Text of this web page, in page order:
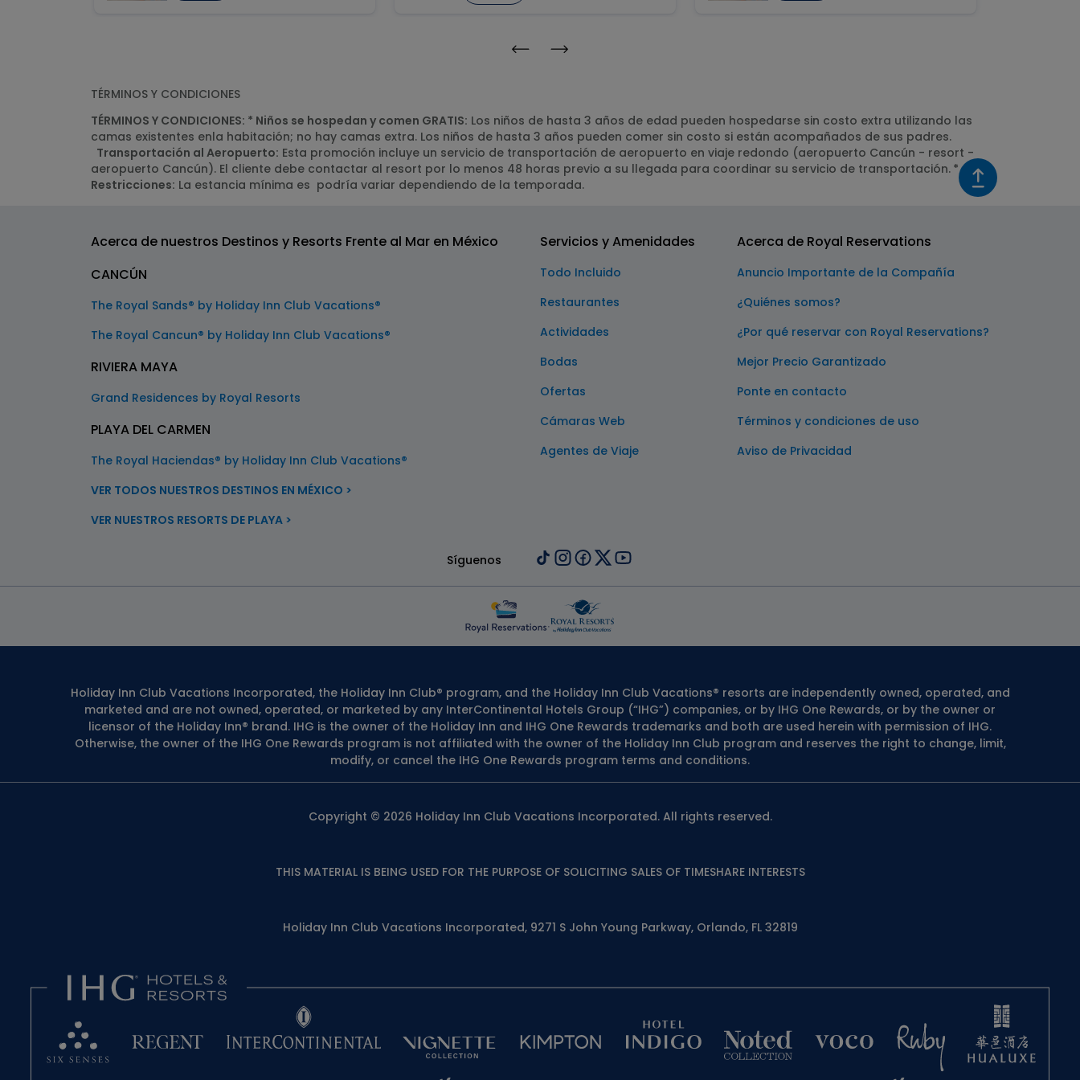
TÉRMINOS Y CONDICIONES
TÉRMINOS Y CONDICIONES: * Niños se hospedan y comen GRATIS: Los niños de hasta 3 años de edad pueden hospedarse sin costo extra utilizando las
camas existentes enla habitación; no hay camas extra. Los niños de hasta 3 años pueden comer sin costo si están acompañados de sus padres.
Transportación al Aeropuerto: Esta promoción incluye un servicio de transportación de aeropuerto en viaje redondo (aeropuerto Cancún - resort -
aeropuerto Cancún). El cliente debe contactar al resort por lo menos 48 horas previo a su llegada para coordinar su servicio de transportación. *
Restricciones: La estancia mínima es podría variar dependiendo de la temporada.
Acerca de nuestros Destinos y Resorts Frente al Mar en México
CANCÚN
The Royal Sands® by Holiday Inn Club Vacations®
The Royal Cancun® by Holiday Inn Club Vacations®
RIVIERA MAYA
Grand Residences by Royal Resorts
PLAYA DEL CARMEN
The Royal Haciendas® by Holiday Inn Club Vacations®
VER TODOS NUESTROS DESTINOS EN MÉXICO >
VER NUESTROS RESORTS DE PLAYA >
Servicios y Amenidades
Todo Incluido
Restaurantes
Actividades
Bodas
Ofertas
Cámaras Web
Agentes de Viaje
Acerca de Royal Reservations
Anuncio Importante de la Compañía
¿Quiénes somos?
¿Por qué reservar con Royal Reservations?
Mejor Precio Garantizado
Ponte en contacto
Términos y condiciones de uso
Aviso de Privacidad
Síguenos
Holiday Inn Club Vacations Incorporated, the Holiday Inn Club® program, and the Holiday Inn Club Vacations® resorts are independently owned, operated, and
marketed and are not owned, operated, or marketed by any InterContinental Hotels Group (“IHG”) companies, or by IHG One Rewards, or by the owner or
licensor of the Holiday Inn® brand. IHG is the owner of the Holiday Inn and IHG One Rewards trademarks and both are used herein with permission of IHG.
Otherwise, the owner of the IHG One Rewards program is not affiliated with the owner of the Holiday Inn Club program and reserves the right to change, limit,
modify, or cancel the IHG One Rewards program terms and conditions.
Copyright © 2026 Holiday Inn Club Vacations Incorporated. All rights reserved.
THIS MATERIAL IS BEING USED FOR THE PURPOSE OF SOLICITING SALES OF TIMESHARE INTERESTS
Holiday Inn Club Vacations Incorporated, 9271 S John Young Parkway, Orlando, FL 32819